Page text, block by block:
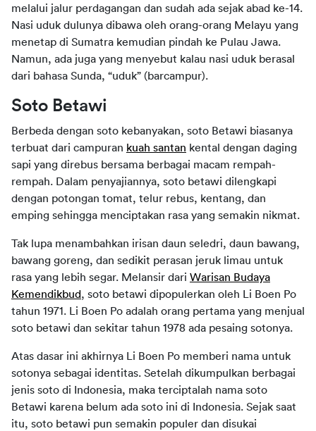
melalui jalur perdagangan dan sudah ada sejak abad ke-14.
Nasi uduk dulunya dibawa oleh orang-orang Melayu yang
menetap di Sumatra kemudian pindah ke Pulau Jawa.
Namun, ada juga yang menyebut kalau nasi uduk berasal
dari bahasa Sunda, “uduk” (barcampur).
Soto Betawi
Berbeda dengan soto kebanyakan, soto Betawi biasanya
terbuat dari campuran kuah santan kental dengan daging
sapi yang direbus bersama berbagai macam rempah-
rempah. Dalam penyajiannya, soto betawi dilengkapi
dengan potongan tomat, telur rebus, kentang, dan
emping sehingga menciptakan rasa yang semakin nikmat.
Tak lupa menambahkan irisan daun seledri, daun bawang,
bawang goreng, dan sedikit perasan jeruk limau untuk
rasa yang lebih segar. Melansir dari Warisan Budaya
Kemendikbud, soto betawi dipopulerkan oleh Li Boen Po
tahun 1971. Li Boen Po adalah orang pertama yang menjual
soto betawi dan sekitar tahun 1978 ada pesaing sotonya.
Atas dasar ini akhirnya Li Boen Po memberi nama untuk
sotonya sebagai identitas. Setelah dikumpulkan berbagai
jenis soto di Indonesia, maka terciptalah nama soto
Betawi karena belum ada soto ini di Indonesia. Sejak saat
itu, soto betawi pun semakin populer dan disukai